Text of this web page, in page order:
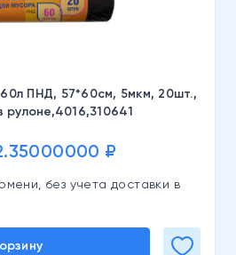
ПНД, 57*60см, 5мкм, 20шт.,
рулоне,4016,310641
₽
без учета доставки в